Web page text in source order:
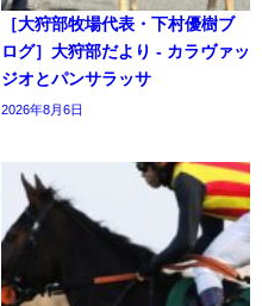
［大狩部牧場代表・下村優樹ブ
ログ］大狩部だより - カラヴァッ
ジオとパンサラッサ
2026年8月6日